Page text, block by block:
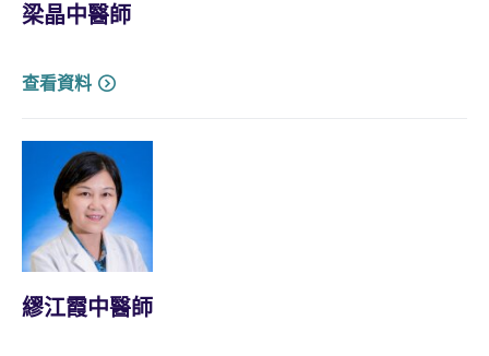
梁晶中醫師
查看資料
繆江霞中醫師